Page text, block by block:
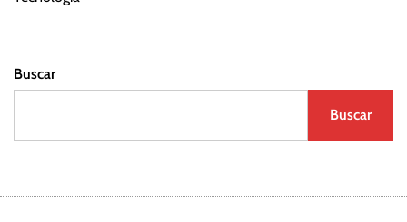
Buscar
Buscar